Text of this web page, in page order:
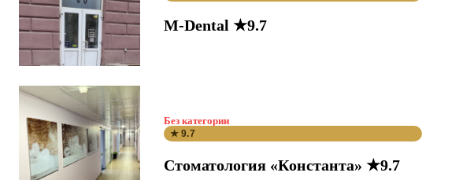
M-Dental ★9.7
Без категории
★ 9.7
Стоматология «Константа» ★9.7